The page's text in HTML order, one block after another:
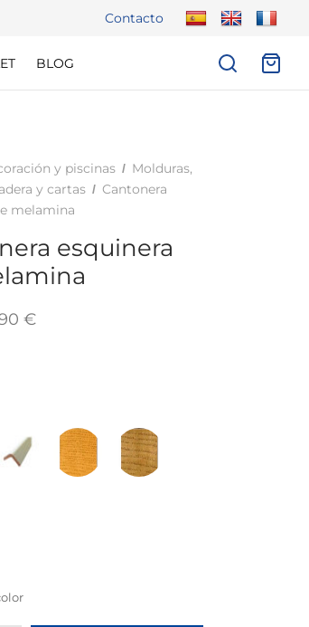
Contacto
BLOG
y piscinas / Molduras,
y cartas / Cantonera
melamina
esquinera
€